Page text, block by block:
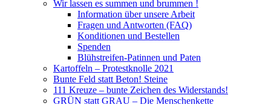
Wir lassen es summen und brummen !
Information über unsere Arbeit
Fragen und Antworten (FAQ)
Konditionen und Bestellen
Spenden
Blühstreifen-Patinnen und Paten
Kartoffeln – Protestknolle 2021
Bunte Feld statt Beton! Steine
111 Kreuze – bunte Zeichen des Widerstands!
GRÜN statt GRAU – Die Menschenkette